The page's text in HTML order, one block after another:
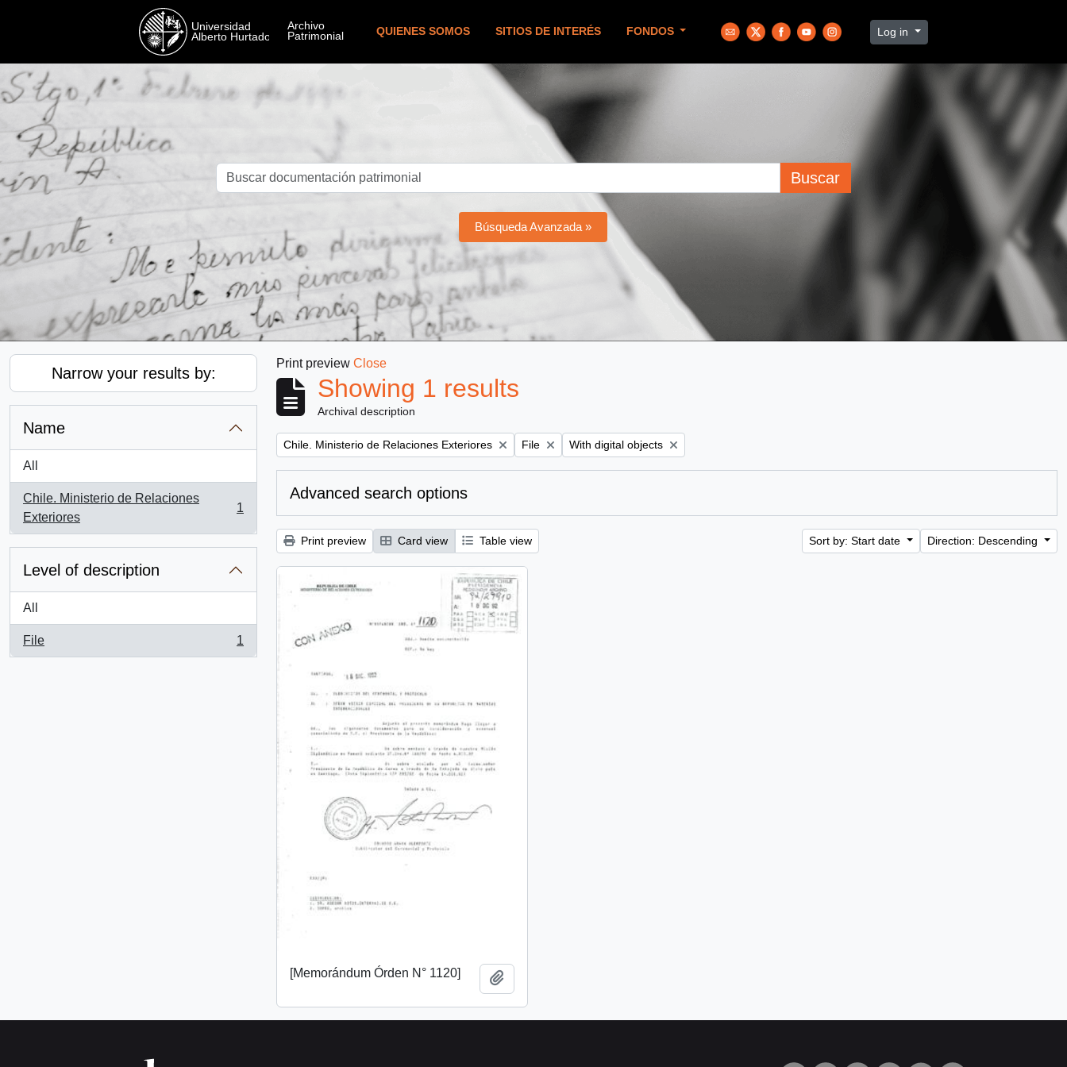
QUIENES SOMOS SITIOS DE INTERÉS FONDOS Log in
Buscar
Búsqueda Avanzada »
Narrow your results by:
Name
All
Chile. Ministerio de Relaciones
Exteriores
, 1 results
1
Level of description
All
File
, 1 results
1
Print preview Close
Showing 1 results
Archival description
Remove filter:
Chile. Ministerio de Relaciones Exteriores Remove filter:
File Remove filter:
With digital objects
Advanced search options
Print preview Card view Table view Sort by: Start date Direction: Descending
[Memorándum Órden N° 1120]